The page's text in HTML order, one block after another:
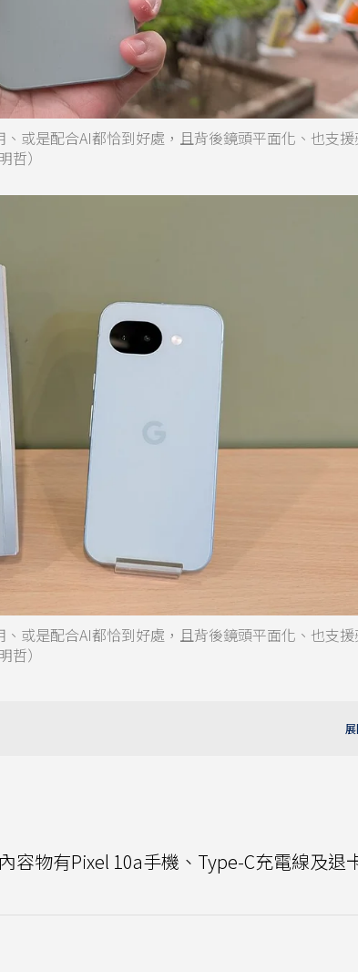
或是配合AI都恰到好處，且背後鏡頭平面化、也支
）
或是配合AI都恰到好處，且背後鏡頭平面化、也支
）
容物有Pixel 10a手機、Type-C充電線及退